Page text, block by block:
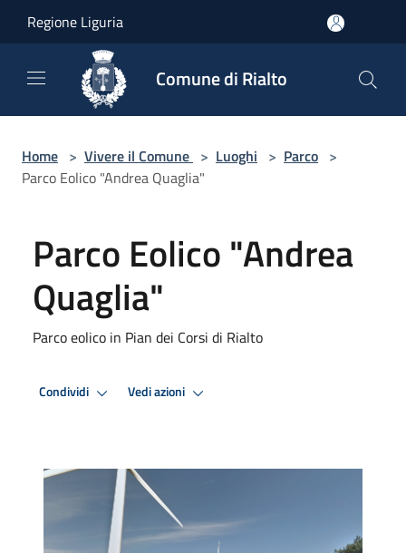
Regione Liguria
Comune di Rialto
Home > Vivere il Comune > Luoghi > Parco >
Parco Eolico "Andrea Quaglia"
Parco Eolico "Andrea
Quaglia"
Parco eolico in Pian dei Corsi di Rialto
Condividi Vedi azioni